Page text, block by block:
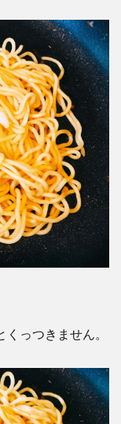
っつきません。